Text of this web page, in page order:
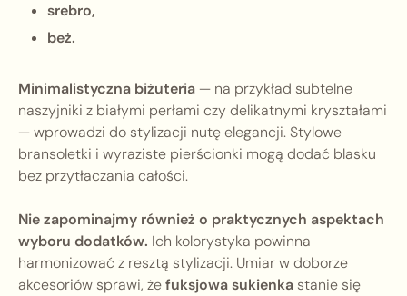
srebro,
beż.
Minimalistyczna biżuteria— na przykład subtelne
naszyjniki z białymi perłami czy delikatnymi kryształami
— wprowadzi do stylizacji nutę elegancji. Stylowe
bransoletki i wyraziste pierścionki mogą dodać blasku
bez przytłaczania całości.
Nie zapominajmy również o praktycznych aspektach
wyboru dodatków. Ich kolorystyka powinna
harmonizować z resztą stylizacji. Umiar w doborze
akcesoriów sprawi, żefuksjowa sukienka stanie się